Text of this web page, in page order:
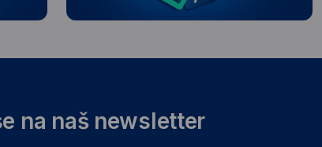
na naš newsletter